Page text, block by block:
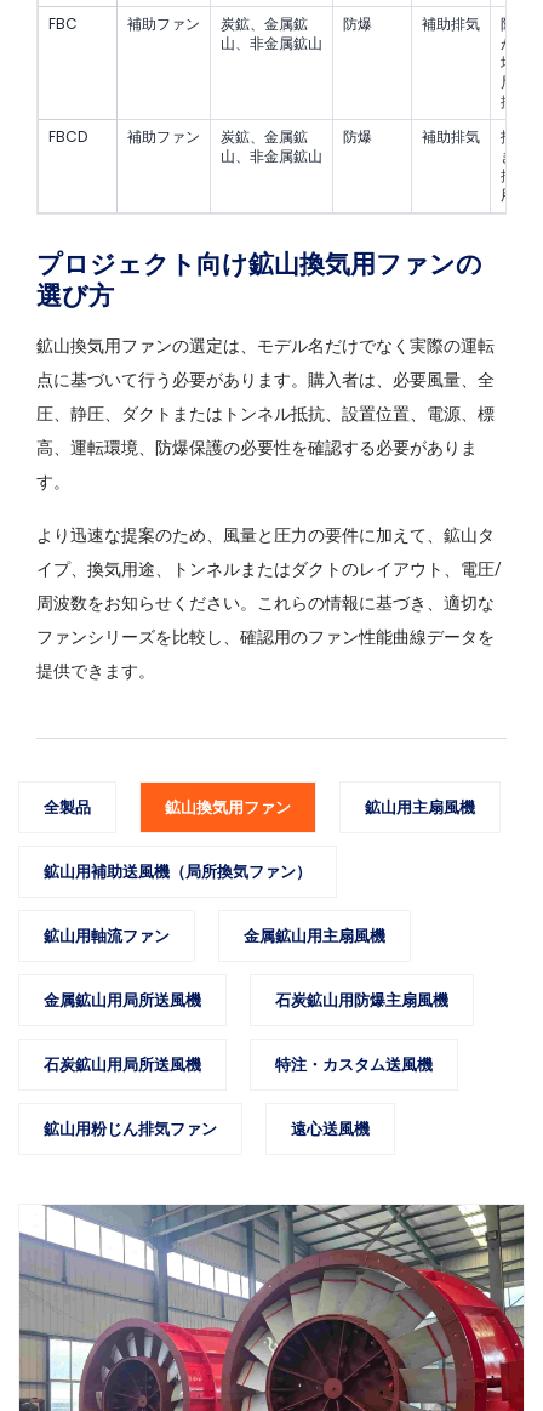
FBC
補助ファン
炭鉱、金属鉱
山、非金属鉱山
防爆 補助排気
防爆
が必
場所
局所
換気。
FBCD
補助ファン
炭鉱、金属鉱
山、非金属鉱山
防爆 補助排気
抵抗
きい
排気
用途。
プロジェクト向け鉱山換気用ファンの
選び方
鉱山換気用ファンの選定は、モデル名だけでなく実際の運転
点に基づいて行う必要があります。購入者は、必要風量、全
圧、静圧、ダクトまたはトンネル抵抗、設置位置、電源、標
高、運転環境、防爆保護の必要性を確認する必要がありま
す。
より迅速な提案のため、風量と圧力の要件に加えて、鉱山タ
イプ、換気用途、トンネルまたはダクトのレイアウト、電圧/
周波数をお知らせください。これらの情報に基づき、適切な
ファンシリーズを比較し、確認用のファン性能曲線データを
提供できます。
全製品 鉱山換気用ファン 鉱山用主扇風機
鉱山用補助送風機（局所換気ファン）
鉱山用軸流ファン 金属鉱山用主扇風機
金属鉱山用局所送風機 石炭鉱山用防爆主扇風機
石炭鉱山用局所送風機 特注・カスタム送風機
鉱山用粉じん排気ファン 遠心送風機